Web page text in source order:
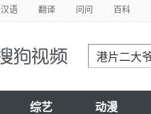
汉语 翻译 问问 百科
综艺 动漫